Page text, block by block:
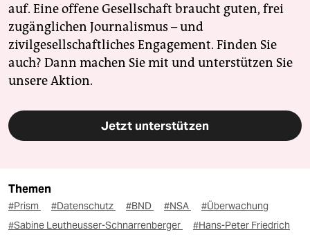
auf. Eine offene Gesellschaft braucht guten, frei
zugänglichen Journalismus – und
zivilgesellschaftliches Engagement. Finden Sie
auch? Dann machen Sie mit und unterstützen Sie
unsere Aktion.
Jetzt unterstützen
Themen
#Prism #Datenschutz #BND #NSA
#Überwachung
#Sabine Leutheusser-Schnarrenberger
#Hans-Peter Friedrich